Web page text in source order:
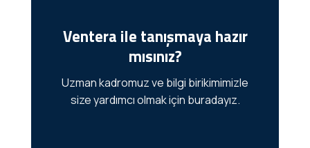
Ventera ile tanışmaya hazır
mısınız?
Uzman kadromuz ve bilgi birikimimizle
size yardımcı olmak için buradayız.